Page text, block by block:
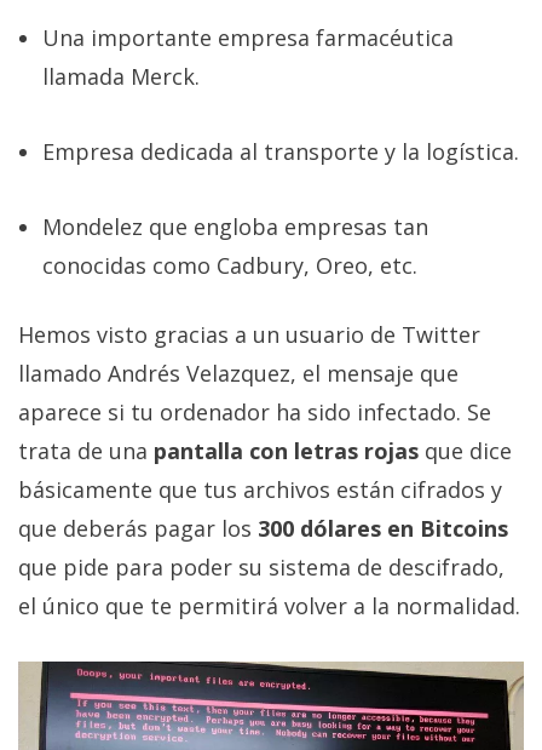
Una importante empresa farmacéutica
llamada Merck.
Empresa dedicada al transporte y la logística.
Mondelez que engloba empresas tan
conocidas como Cadbury, Oreo, etc.
Hemos visto gracias a un usuario de Twitter
llamado Andrés Velazquez, el mensaje que
aparece si tu ordenador ha sido infectado. Se
trata de una pantalla con letras rojas que dice
básicamente que tus archivos están cifrados y
que deberás pagar los 300 dólares en Bitcoins
que pide para poder su sistema de descifrado,
el único que te permitirá volver a la normalidad.